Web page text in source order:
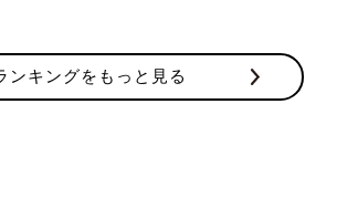
ンキングをもっと見る